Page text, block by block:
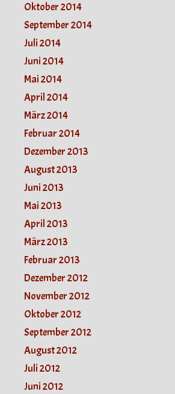
Oktober 2014
September 2014
Juli 2014
Juni 2014
Mai 2014
April 2014
März 2014
Februar 2014
Dezember 2013
August 2013
Juni 2013
Mai 2013
April 2013
März 2013
Februar 2013
Dezember 2012
November 2012
Oktober 2012
September 2012
August 2012
Juli 2012
Juni 2012